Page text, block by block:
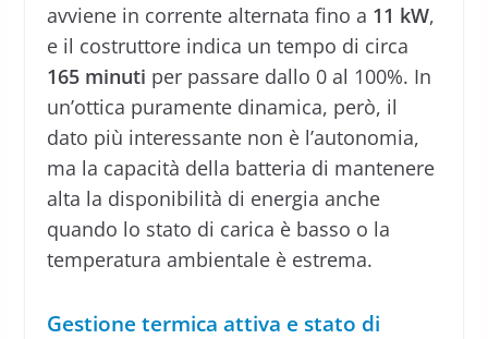
avviene in corrente alternata fino a 11 kW,
e il costruttore indica un tempo di circa
165 minuti per passare dallo 0 al 100%. In
un’ottica puramente dinamica, però, il
dato più interessante non è l’autonomia,
ma la capacità della batteria di mantenere
alta la disponibilità di energia anche
quando lo stato di carica è basso o la
temperatura ambientale è estrema.
Gestione termica attiva e stato di